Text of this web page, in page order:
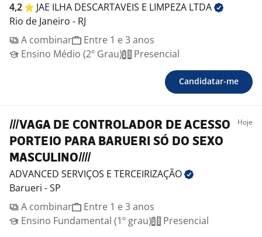
4,2 JAE ILHA DESCARTAVEIS E LIMPEZA LTDA
Rio de Janeiro - RJ
A combinar
Entre 1 e 3 anos
Ensino Médio (2º Grau)
Presencial
Candidatar-me
///VAGA DE CONTROLADOR DE ACESSO
PORTEIO PARA BARUERI SÓ DO SEXO
MASCULINO////
Hoje
ADVANCED SERVIÇOS E TERCEIRIZAÇÃO
Barueri - SP
A combinar
Entre 1 e 3 anos
Ensino Fundamental (1º grau)
Presencial